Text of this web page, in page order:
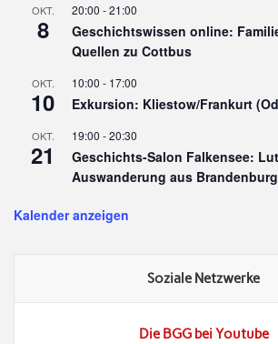
OKT.
8
20:00 -21:00
Geschichtswissen online:
Quellen zu Cottbus
OKT.
10
10:00 - 17:00
Exkursion: Kliestow/Frankurt
OKT.
21
19:00 -20:30
Geschichts-Salon Falkensee:
Auswanderung aus Brandenburg
Kalender anzeigen
Soziale Netzwerke
Die BGG bei Youtube